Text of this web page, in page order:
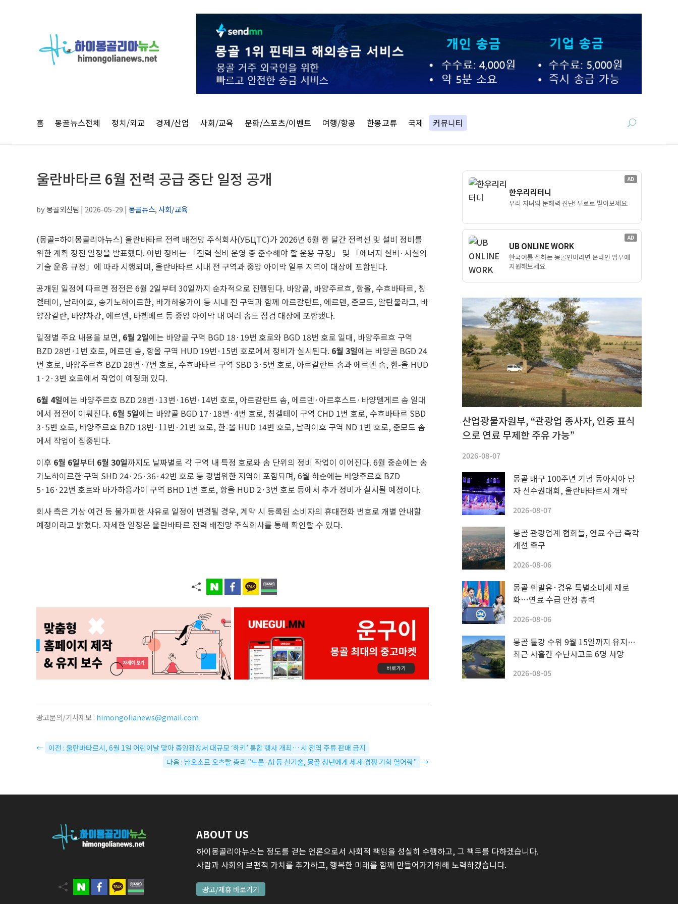
홈 몽골뉴스전체 정치/외교 경제/산업 사회/교육 문화/스포츠/이벤트 여행/항공 한몽교류 국제 커뮤니티
울란바타르 6월 전력 공급 중단 일정 공개
by몽골외신팀 | 2026-05-29 | 몽골뉴스,사회/교육
(몽골=하이몽골리아뉴스) 울란바타르 전력 배전망 주식회사(УБЦТС)가 2026년 6월 한 달간 전력선 및 설비 정비를
위한 계획 정전 일정을 발표했다. 이번 정비는 「전력 설비 운영 중 준수해야 할 운용 규정」 및 「에너지 설비·시설의
기술 운용 규정」에 따라 시행되며, 울란바타르 시내 전 구역과 중앙 아이막 일부 지역이 대상에 포함된다.
공개된 일정에 따르면 정전은 6월 2일부터 30일까지 순차적으로 진행된다. 바양골, 바양주르흐, 항올, 수흐바타르, 칭
겔테이, 날라이흐, 송기노하이르한, 바가하응가이 등 시내 전 구역과 함께 아르갈란트, 에르덴, 준모드, 알탄불라그, 바
양장갈란, 바양차강, 에르덴, 바쳄베르 등 중앙 아이막 내 여러 솜도 점검 대상에 포함됐다.
일정별 주요 내용을 보면, 6월 2일에는 바양골 구역 BGD 18·19번 호로와 BGD 18번 호로 일대, 바양주르흐 구역
BZD 28번·1번 호로, 에르덴 솜, 항올 구역 HUD 19번·15번 호로에서 정비가 실시된다. 6월 3일에는 바양골 BGD 24
번 호로, 바양주르흐 BZD 28번·7번 호로, 수흐바타르 구역 SBD 3·5번 호로, 아르갈란트 솜과 에르덴 솜, 한-올 HUD
1·2·3번 호로에서 작업이 예정돼 있다.
6월 4일에는 바양주르흐 BZD 28번·13번·16번·14번 호로, 아르갈란트 솜, 에르덴·아르후스트·바양델게르 솜 일대
에서 정전이 이뤄진다. 6월 5일에는 바양골 BGD 17·18번·4번 호로, 칭겔테이 구역 CHD 1번 호로, 수흐바타르 SBD
3·5번 호로, 바양주르흐 BZD 18번·11번·21번 호로, 한-올 HUD 14번 호로, 날라이흐 구역 ND 1번 호로, 준모드 솜
에서 작업이 집중된다.
이후 6월 6일부터 6월 30일까지도 날짜별로 각 구역 내 특정 호로와 솜 단위의 정비 작업이 이어진다. 6월 중순에는 송
기노하이르한 구역 SHD 24·25·36·42번 호로 등 광범위한 지역이 포함되며, 6월 하순에는 바양주르흐 BZD
5·16·22번 호로와 바가하응가이 구역 BHD 1번 호로, 항올 HUD 2·3번 호로 등에서 추가 정비가 실시될 예정이다.
회사 측은 기상 여건 등 불가피한 사유로 일정이 변경될 경우, 계약 시 등록된 소비자의 휴대전화 번호로 개별 안내할
예정이라고 밝혔다. 자세한 일정은 울란바타르 전력 배전망 주식회사를 통해 확인할 수 있다.
광고문의/기사제보 : himongolianews@gmail.com
← 이전 : 울란바타르시, 6월 1일 어린이날 맞아 중앙광장서 대규모 ‘하키’ 통합 행사 개최… 시 전역 주류 판매 금지
다음 : 냠오소르 오츠랄 총리 "드론·AI 등 신기술, 몽골 청년에게 세계 경쟁 기회 열어줘" →
AD
한우리리터니
우리 자녀의 문해력 진단! 무료로 받아보세요.
AD
UB ONLINE WORK
한국어를 잘하는 몽골인이라면 온라인 업무에
지원해보세요
산업광물자원부, “관광업 종사자, 인증 표식
으로 연료 무제한 주유 가능”
2026-08-07
몽골 배구 100주년 기념 동아시아 남
자 선수권대회, 울란바타르서 개막
2026-08-07
몽골 관광업계 협회들, 연료 수급 즉각
개선 촉구
2026-08-06
몽골 휘발유·경유 특별소비세 제로
화…연료 수급 안정 총력
2026-08-06
몽골 툴강 수위 9월 15일까지 유지…
최근 사흘간 수난사고로 6명 사망
2026-08-05
ABOUT US
하이몽골리아뉴스는 정도를 걷는 언론으로서 사회적 책임을 성실히 수행하고, 그 책무를 다하겠습니다.
사람과 사회의 보편적 가치를 추가하고, 행복한 미래를 함께 만들어가기위해 노력하겠습니다.
광고/제휴 바로가기